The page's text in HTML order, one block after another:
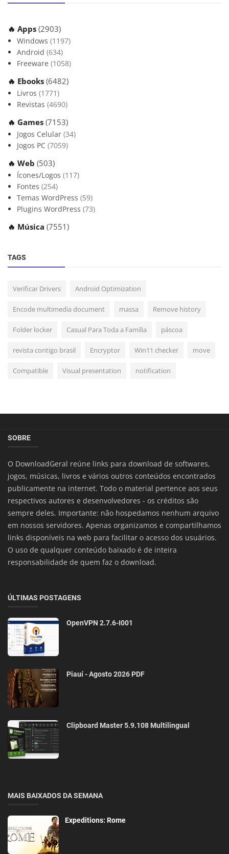
🔥 Apps (2903)
Windows (1197)
Android (634)
Freeware (1058)
🔥 Ebooks (6482)
Livros (1771)
Revistas (4690)
🔥 Games (7153)
Jogos Celular (34)
Jogos PC (7059)
🔥 Web (503)
Ícones/Logos (117)
Fontes (254)
Temas WordPress (59)
Plugins WordPress (73)
🔥 Música (7551)
TAGS
Verificar Drivers Android Optimization
Encode multimedia document massa Remove history
Folder locker Casual Para Toda a Família páscoa
revista contigo brasil Encryptor Win11 checker move
Compatible Visual presentation notification
SOBRE
O DownloadGeral reúne links para download de softwares,
jogos, músicas, livros e vários outros conteúdos encontrados
publicamente na internet. Todo o material pertence aos seus
respectivos autores e desenvolvedores - os créditos são
sempre deles. Importante: não hospedamos nenhum arquivo
em nossos servidores. Apenas organizamos e compartilhamos
links disponíveis na web para facilitar o acesso dos usuários.
O uso de qualquer conteúdo baixado é de inteira
responsabilidade de quem faz o download.
ÚLTIMAS POSTAGENS
OpenVPN 2.7.6-I001
Piauí - Agosto 2026 PDF
Clipboard Master 5.9.108 Multilingual
MAIS BAIXADOS DA SEMANA
Expeditions: Rome